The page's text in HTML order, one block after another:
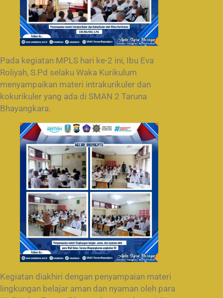
Pada kegiatan MPLS hari ke-2 ini, Ibu Eva
Roliyah, S.Pd selaku Waka Kurikulum
menyampaikan materi intrakurikuler dan
kokurikuler yang ada di SMAN 2 Taruna
Bhayangkara.
Kegiatan diakhiri dengan penyampaian materi
lingkungan belajar aman dan nyaman oleh para